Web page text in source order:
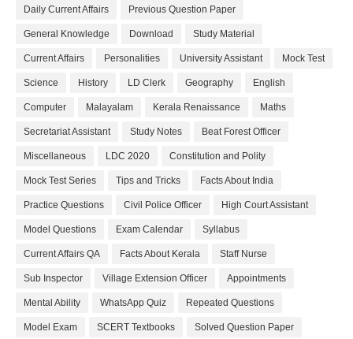
Daily Current Affairs Previous Question Paper
General Knowledge Download Study Material
Current Affairs Personalities University Assistant Mock Test
Science History LD Clerk Geography English
Computer Malayalam Kerala Renaissance Maths
Secretariat Assistant Study Notes Beat Forest Officer
Miscellaneous LDC 2020 Constitution and Polity
Mock Test Series Tips and Tricks Facts About India
Practice Questions Civil Police Officer High Court Assistant
Model Questions Exam Calendar Syllabus
Current Affairs QA Facts About Kerala Staff Nurse
Sub Inspector Village Extension Officer Appointments
Mental Ability WhatsApp Quiz Repeated Questions
Model Exam SCERT Textbooks Solved Question Paper